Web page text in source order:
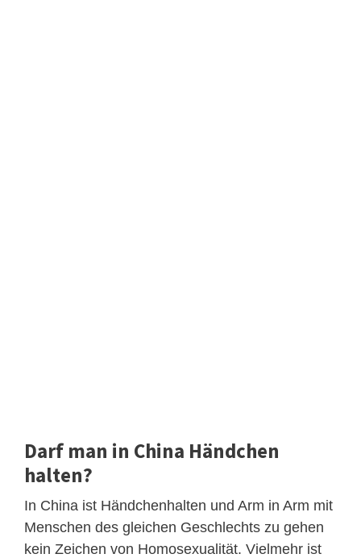
Darf man in China Händchen
halten?
In China ist Händchenhalten und Arm in Arm mit
Menschen des gleichen Geschlechts zu gehen
kein Zeichen von Homosexualität. Vielmehr ist